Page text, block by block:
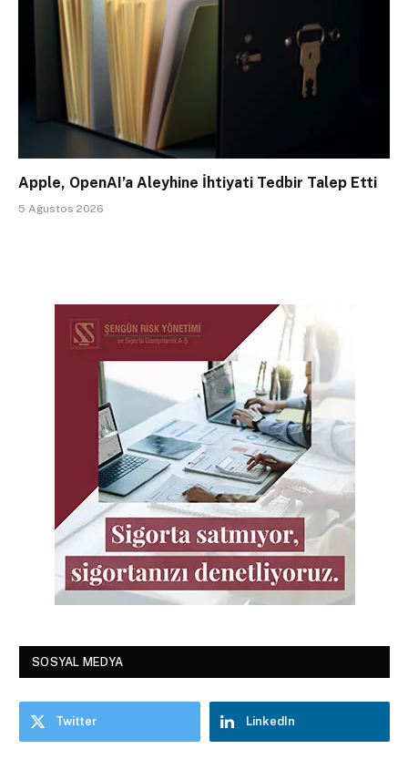
Apple, OpenAI’a Aleyhine İhtiyati Tedbir Talep Etti
5 Ağustos 2026
SOSYAL MEDYA
Twitter LinkedIn